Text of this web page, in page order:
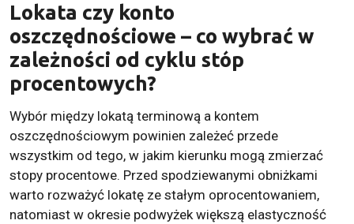
Lokata czy konto
oszczędnościowe – co wybrać w
zależności od cyklu stóp
procentowych?
Wybór między lokatą terminową a kontem
oszczędnościowym powinien zależeć przede
wszystkim od tego, w jakim kierunku mogą zmierzać
stopy procentowe. Przed spodziewanymi obniżkami
warto rozważyć lokatę ze stałym oprocentowaniem,
natomiast w okresie podwyżek większą elastyczność